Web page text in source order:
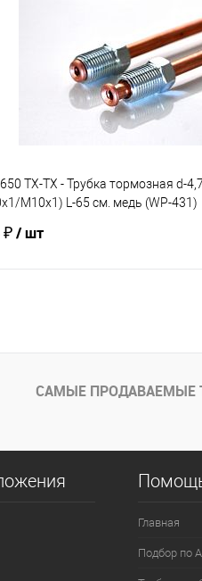
Под заказ
TX-TX - Трубка тормозная d-
М10х1) L-65 см. медь (WP-431)
₽/ шт
Под заказ
СравнениеСАМЫЕ ПРОДАВАЕМЫЕ
Главная
Подбор по